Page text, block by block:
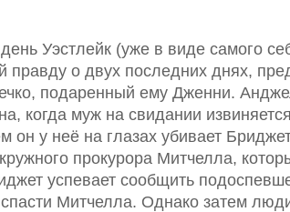
Уэстлейк (уже в виде самого
правду о двух последних днях,
подаренный ему Дженни.
когда муж на свидании
он у неё на глазах убивает
прокурора Митчелла,
успевает сообщить
спасти Митчелла. Однако затем